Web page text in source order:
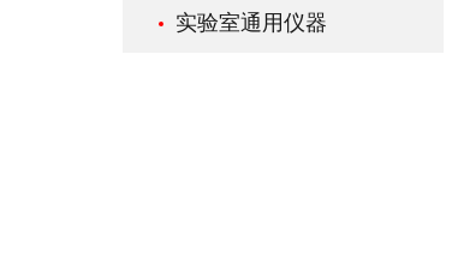
实验室通用仪器